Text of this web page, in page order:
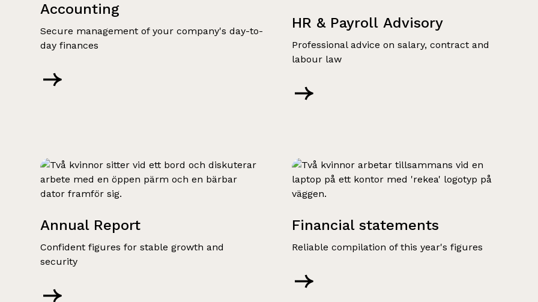
Accounting
Secure management of your company's day-to-
day finances
HR & Payroll Advisory
Professional advice on salary, contract and
labour law
Annual Report
Confident figures for stable growth and
security
Financial statements
Reliable compilation of this year's figures